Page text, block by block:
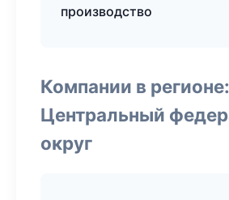
производство
Компании в регионе:
Центральный
округ